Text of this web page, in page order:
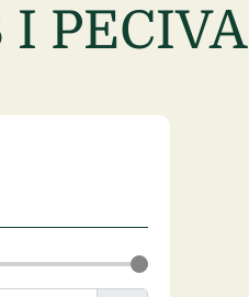
I PECIVA